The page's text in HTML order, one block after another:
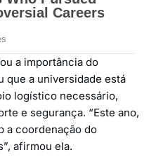
a importância do
que a universidade está
logístico necessário,
e segurança. “Este ano,
a coordenação do
afirmou ela.